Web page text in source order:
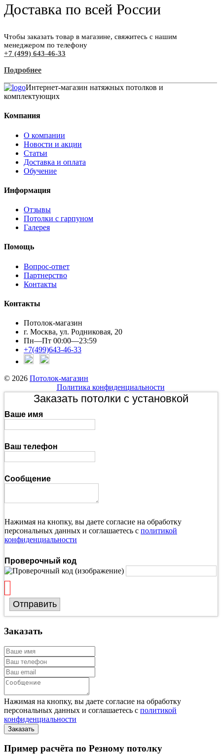
Доставка по всей России
Чтобы заказать товар в магазине, свяжитесь с нашим
менеджером по телефону
+7 (499) 643-46-33
Подробнее
Интернет-магазин натяжных потолков и
комплектующих
Компания
О компании
Новости и акции
Статьи
Доставка и оплата
Обучение
Информация
Отзывы
Потолки с гарпуном
Галерея
Помощь
Вопрос-ответ
Партнерство
Контакты
Контакты
Потолок-магазин
г. Москва, ул. Родниковая, 20
Пн—Пт 00:00—23:59
+7(499)643-46-33
© 2026 Потолок-магазин
Политика конфиденциальности
Заказать потолки с установкой
Ваше имя
Ваш телефон
Сообщение
Нажимая на кнопку, вы даете согласие на обработку
персональных данных и соглашаетесь с политикой
конфиденциальности
Проверочный код
Отправить
Заказать
Нажимая на кнопку, вы даете согласие на обработку
персональных данных и соглашаетесь с политикой
конфиденциальности
Пример расчёта по Резному потолку